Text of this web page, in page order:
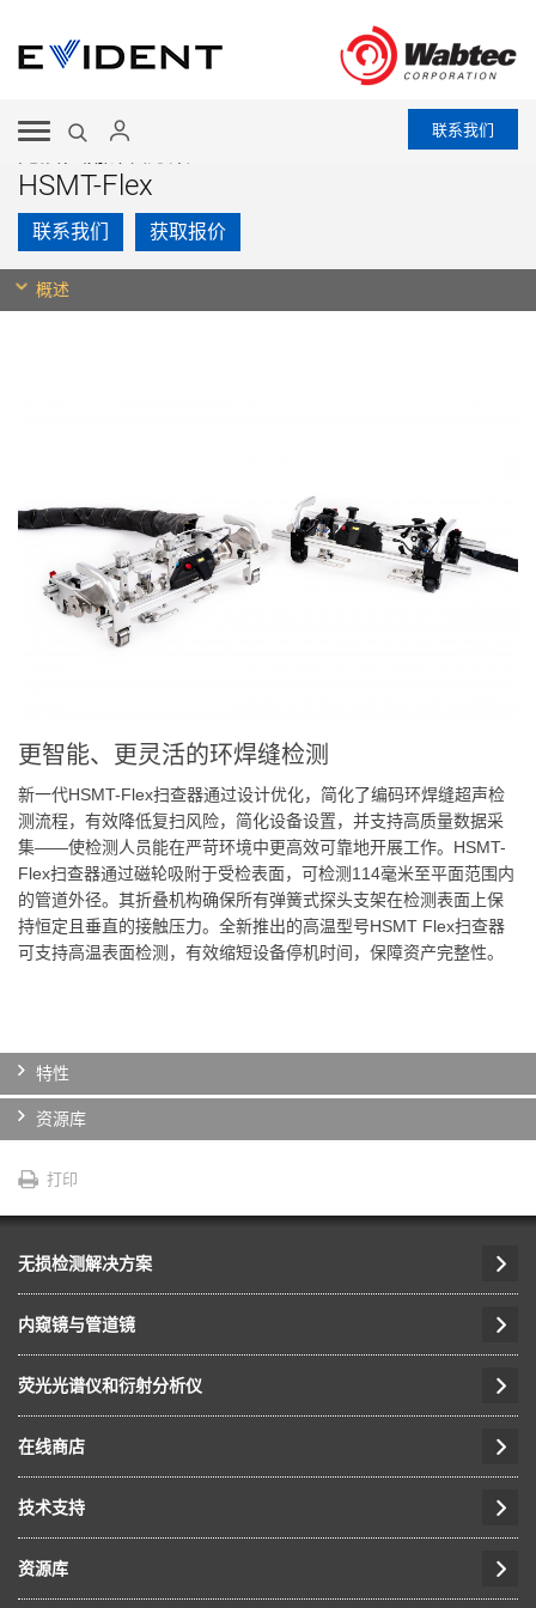
联系我们
HSMT-Flex
联系我们 获取报价
概述
更智能、更灵活的环焊缝检测
新一代HSMT-Flex扫查器通过设计优化，简化了编码环焊缝超声检
测流程，有效降低复扫风险，简化设备设置，并支持高质量数据采
集——使检测人员能在严苛环境中更高效可靠地开展工作。HSMT-
Flex扫查器通过磁轮吸附于受检表面，可检测114毫米至平面范围内
的管道外径。其折叠机构确保所有弹簧式探头支架在检测表面上保
持恒定且垂直的接触压力。全新推出的高温型号HSMT Flex扫查器
可支持高温表面检测，有效缩短设备停机时间，保障资产完整性。
特性
资源库
打印
无损检测解决方案
内窥镜与管道镜
荧光光谱仪和衍射分析仪
在线商店
技术支持
资源库